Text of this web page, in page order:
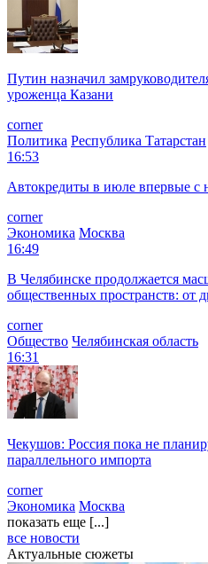
Путин назначил
уроженца Казани
corner
Политика Республика Татарстан
16:53
Автокредиты в июле впервые с
corner
Экономика Москва
16:49
В Челябинске продолжается
общественных пространств: от
corner
Общество Челябинская область
16:31
Чекушов: Россия пока не
параллельного импорта
corner
Экономика Москва
показать еще [...]
все новости
Актуальные сюжеты